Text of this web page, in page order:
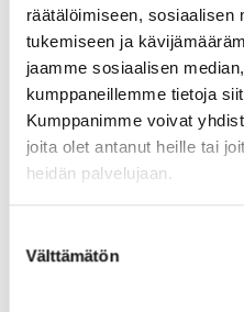
räätälöimiseen, sosiaalisen
tukemiseen ja
jaamme sosiaalisen
kumppaneillemme tietoja
Kumppanimme voivat
joita olet antanut heille tai
heidän palvelujaan.
valinta
Välttämätön